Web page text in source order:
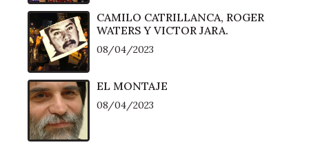
CAMILO CATRILLANCA, ROGER
WATERS Y VICTOR JARA.
08/04/2023
EL MONTAJE
08/04/2023